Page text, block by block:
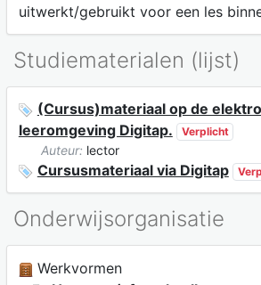
uitwerkt/gebruikt voor een les
Studiematerialen (lijst)
(Cursus)materiaal op de
leeromgeving Digitap.
Verplicht
Auteur: lector
Cursusmateriaal via Digitap
Onderwijsorganisatie
Werkvormen